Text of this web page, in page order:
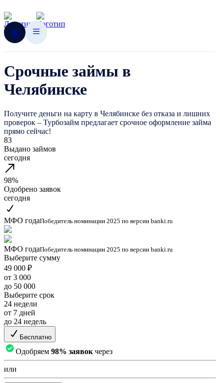
Срочные займы в
Челябинске
Получите деньги на карту в Челябинске без отказа и лишних
проверок – Турбозайм предлагает срочное оформление займа
прямо сейчас!
83
Выдано займов
сегодня
98%
Одобрено заявок
сегодня
МФО годаПобедитель номинации 2025 по версии banki.ru
МФО годаПобедитель номинации 2025 по версии banki.ru
Выберите сумму
49 000 ₽
от 3 000
до 50 000
Выберите срок
24 недели
от 7 дней
до 24 недель
Бесплатно
Одобряем 98% заявок через
или